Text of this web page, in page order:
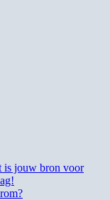
is jouw bron voor